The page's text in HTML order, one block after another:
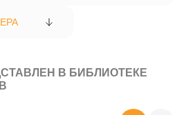
В БИБЛИОТЕКЕ